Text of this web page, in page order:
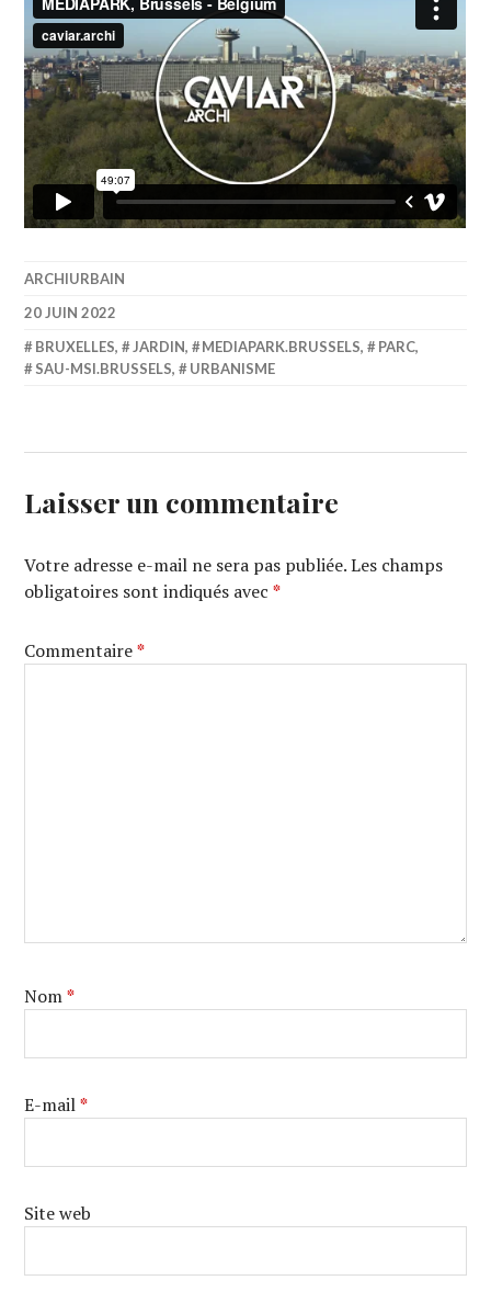
ARCHIURBAIN
20 JUIN 2022
BRUXELLES, JARDIN, MEDIAPARK.BRUSSELS, PARC,
SAU-MSI.BRUSSELS, URBANISME
Laisser un commentaire
Votre adresse e-mail ne sera pas publiée. Les champs
obligatoires sont indiqués avec*
Commentaire*
Nom*
E-mail*
Site web